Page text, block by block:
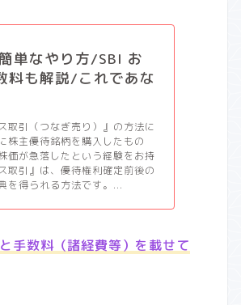
単なやり方/SBI お
料も解説/これであな
取引（つなぎ売り）』の方法に
株主優待銘柄を購入したもの
価が急落したという経験をお持
取引』は、優待権利確定前後の
を得られる方法です。...
手数料（諸経費等）を載せて